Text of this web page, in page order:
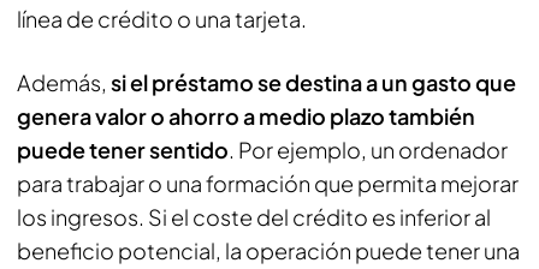
línea de crédito o una tarjeta.
Además, si el préstamo se destina a un gasto que
genera valor o ahorro a medio plazo también
puede tener sentido. Por ejemplo, un ordenador
para trabajar o una formación que permita mejorar
los ingresos. Si el coste del crédito es inferior al
beneficio potencial, la operación puede tener una